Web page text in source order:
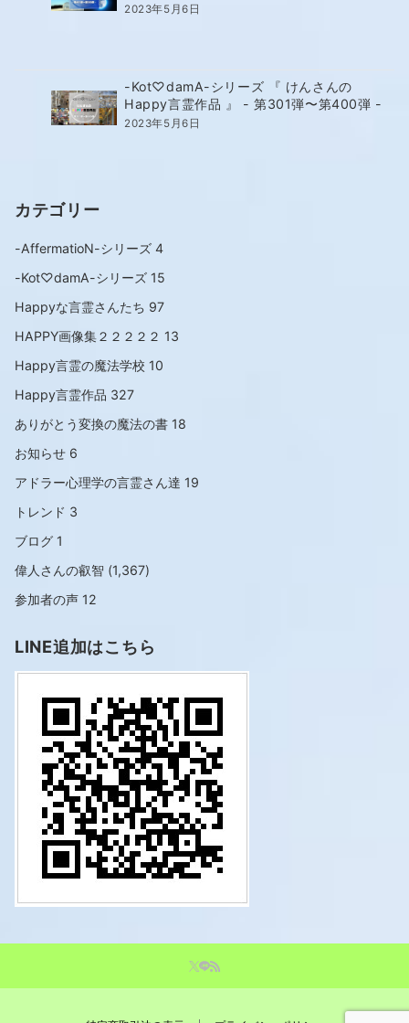
2023年5月6日
-Kot♡damA-シリーズ 『 けんさんの
Happy言霊作品 』 - 第301弾〜第400弾 -
2023年5月6日
カテゴリー
-AffermatioN-シリーズ 4
-Kot♡damA-シリーズ 15
Happyな言霊さんたち 97
HAPPY画像集２２２２２ 13
Happy言霊の魔法学校 10
Happy言霊作品 327
ありがとう変換の魔法の書 18
お知らせ 6
アドラー心理学の言霊さん達 19
トレンド 3
ブログ 1
偉人さんの叡智 (1,367)
参加者の声 12
LINE追加はこちら